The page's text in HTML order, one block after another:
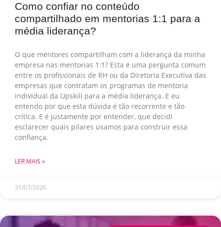
Como confiar no conteúdo
compartilhado em mentorias 1:1 para a
média liderança?
O que mentores compartilham com a liderança da minha
empresa nas mentorias 1:1? Esta é uma pergunta comum
entre os profissionais de RH ou da Diretoria Executiva das
empresas que contratam os programas de mentoria
individual da Upskill para a média liderança. E eu
entendo por que esta dúvida é tão recorrente e tão
crítica. E é justamente por entender, que decidi
esclarecer quais pilares usamos para construir essa
confiança.
LER MAIS »
31/07/2026